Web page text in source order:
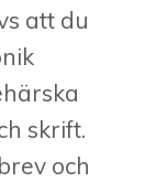
att du
skrift.
och